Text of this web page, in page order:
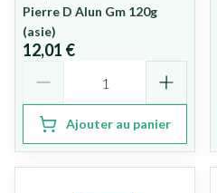
Pierre D Alun Gm 120g
(asie)
12,01 €
Ajouter au panier